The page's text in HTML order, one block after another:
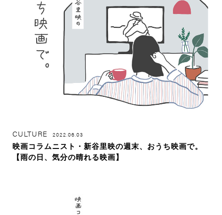
CULTURE 2022.06.03
映画コラムニスト・新谷里映の週末、おうち映画で。
【雨の日、気分の晴れる映画】